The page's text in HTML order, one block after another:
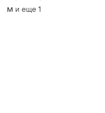
кружево вышиванка
вышивка трендовая
M и еще 1